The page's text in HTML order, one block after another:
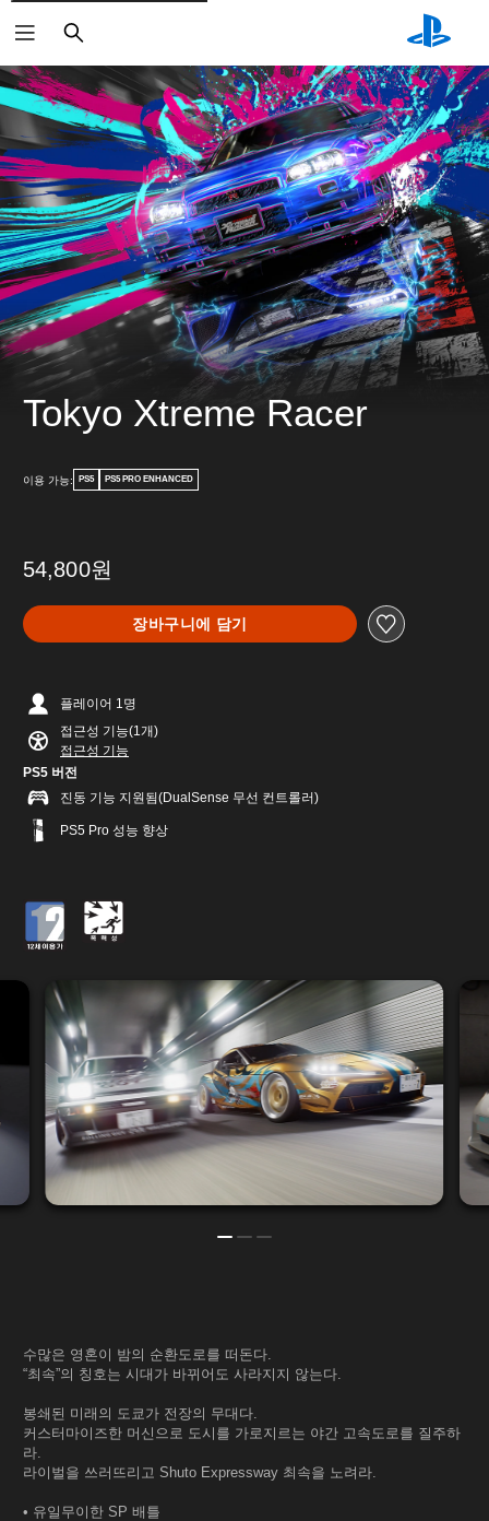
검
색
Tokyo Xtreme Racer
이용 가능: PS5 PS5 PRO ENHANCED
54,800원
장바구니에 담기
플레이어 1명
접근성 기능(1개)
접근성 기능
PS5 버전
진동 기능 지원됨(DualSense 무선 컨트롤러)
PS5 Pro 성능 향상
수많은 영혼이 밤의 순환도로를 떠돈다.
“최속”의 칭호는 시대가 바뀌어도 사라지지 않는다.
봉쇄된 미래의 도쿄가 전장의 무대다.
커스터마이즈한 머신으로 도시를 가로지르는 야간 고속도로를 질주하
라.
라이벌을 쓰러뜨리고 Shuto Expressway 최속을 노려라.
• 유일무이한 SP 배틀